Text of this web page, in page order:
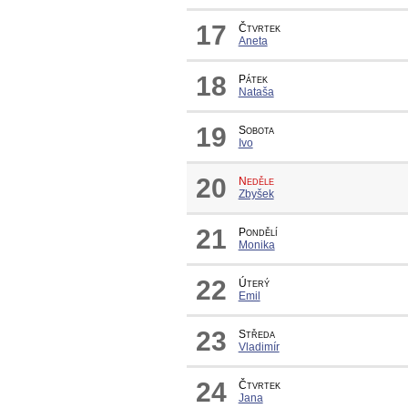
17
Čtvrtek
Aneta
18
Pátek
Nataša
19
Sobota
Ivo
20
Neděle
Zbyšek
21
Pondělí
Monika
22
Úterý
Emil
23
Středa
Vladimír
24
Čtvrtek
Jana